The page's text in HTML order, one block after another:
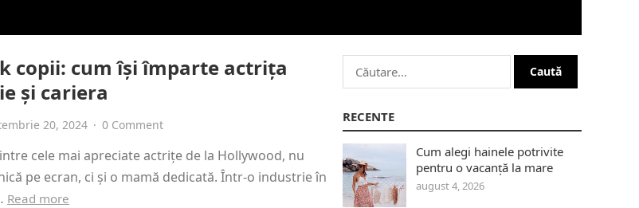
copii: cum își împarte actrița
și cariera
20, 2024 · 0 Comment
cele mai apreciate actrițe de la Hollywood, nu
pe ecran, ci și o mamă dedicată. Într-o industrie în
Read more
Caută
după:
RECENTE
Cum alegi hainele potrivite
pentru o vacanță la mare
august 4, 2026